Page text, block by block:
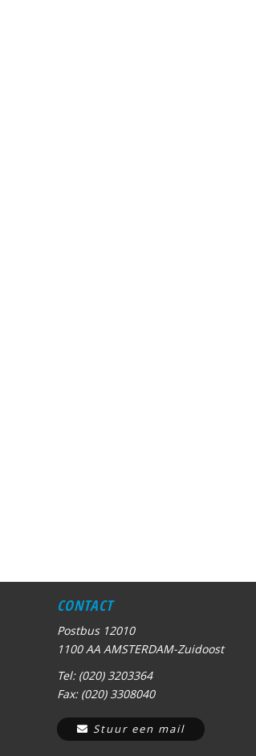
CONTACT
Postbus 12010
1100 AA AMSTERDAM-Zuidoost
Tel: (020) 3203364
Fax: (020) 3308040
Stuur een mail